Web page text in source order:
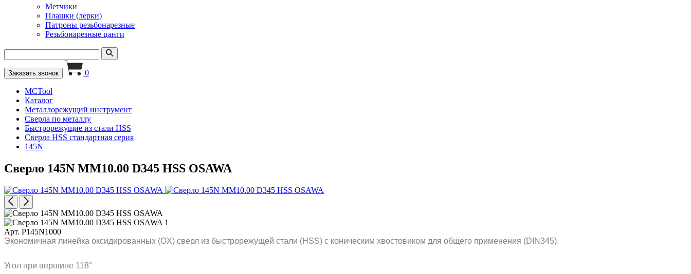
Метчики
Плашки (лерки)
Патроны резьбонарезные
Резьбонарезные цанги
Заказать звонок 0
MCTool
Каталог
Металлорежущий инструмент
Сверла по металлу
Быстрорежущие из стали HSS
Сверла HSS стандартная серия
145N
Сверло 145N MM10.00 D345 HSS OSAWA
Арт. P145N1000
Экономичная линейка оксидированных (OX) сверл из быстрорежущей стали (HSS) с коническим хвостовиком для общего применения (DIN345).
Угол при вершине 118°